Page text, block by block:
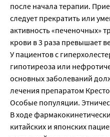
после начала терапии.
следует прекратить или
активность «печеночных»
крови в 3 раза превышает
У пациентов с
гипотиреоза или
основных заболеваний
лечения препаратом
Особые популяции.
В ходе
китайских и японских